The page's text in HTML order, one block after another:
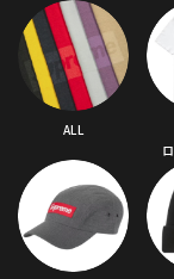
ALL